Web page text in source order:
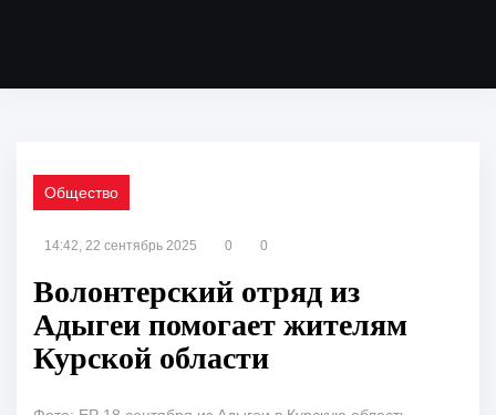
Общество
14:42, 22 сентябрь 2025 0 0
Волонтерский отряд из
Адыгеи помогает жителям
Курской области